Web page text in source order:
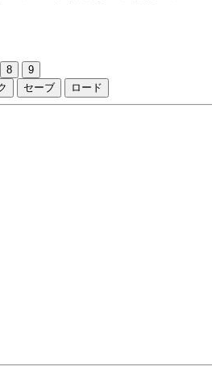
8
9
セーブ ロード